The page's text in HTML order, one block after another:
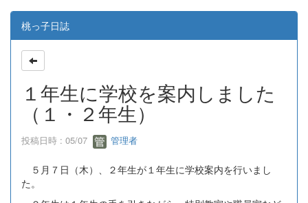
桃っ子日誌
１年生に学校を案内しました
（１・２年生）
投稿日時 : 05/07 管理者
５月７日（木）、２年生が１年生に学校案内を行いまし
た。